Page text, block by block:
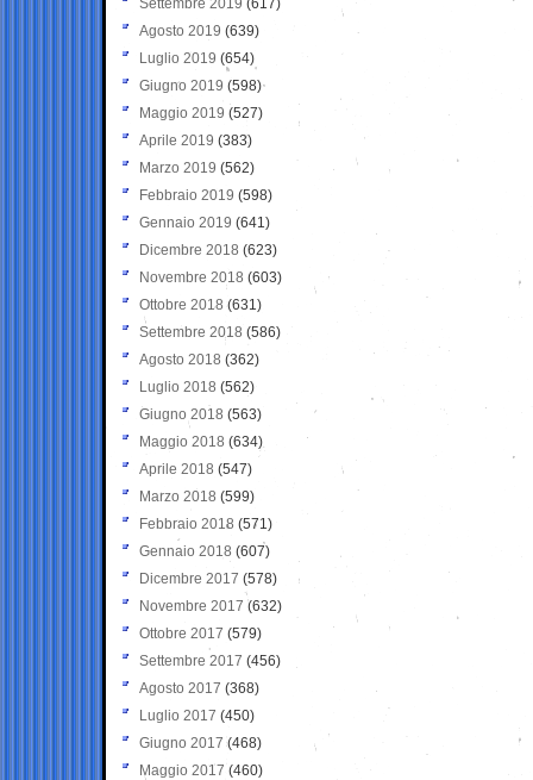
Settembre 2019 (617)
Agosto 2019 (639)
Luglio 2019 (654)
Giugno 2019 (598)
Maggio 2019 (527)
Aprile 2019 (383)
Marzo 2019 (562)
Febbraio 2019 (598)
Gennaio 2019 (641)
Dicembre 2018 (623)
Novembre 2018 (603)
Ottobre 2018 (631)
Settembre 2018 (586)
Agosto 2018 (362)
Luglio 2018 (562)
Giugno 2018 (563)
Maggio 2018 (634)
Aprile 2018 (547)
Marzo 2018 (599)
Febbraio 2018 (571)
Gennaio 2018 (607)
Dicembre 2017 (578)
Novembre 2017 (632)
Ottobre 2017 (579)
Settembre 2017 (456)
Agosto 2017 (368)
Luglio 2017 (450)
Giugno 2017 (468)
Maggio 2017 (460)